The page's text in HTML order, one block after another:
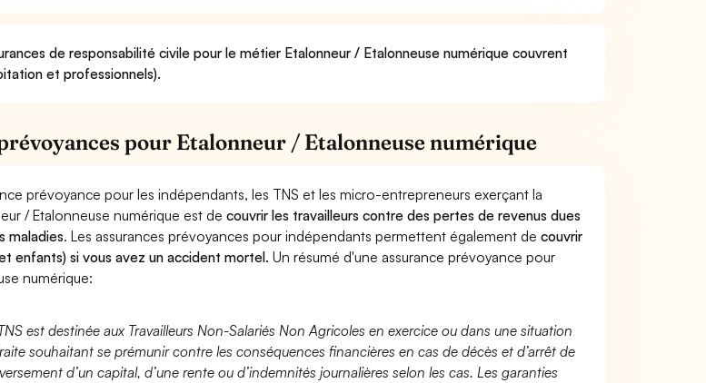
de responsabilité civile pour le métier Etalonneur / Etalonneuse numérique couvrent
et professionnels).
pour Etalonneur / Etalonneuse numérique
prévoyance pour les indépendants, les TNS et les micro-entrepreneurs exerçant la
/ Etalonneuse numérique est decouvrir les travailleurs contre des pertes de revenus dues
maladies. Les assurances prévoyances pour indépendants permettent également decouvrir
enfants) si vous avez un accident mortel. Un résumé d'une assurance prévoyance pour
numérique:
est destinée aux Travailleurs Non-Salariés Non Agricoles en exercice ou dans une situation
souhaitant se prémunir contre les conséquences financières en cas de décès et d’arrêt de
d’un capital, d’une rente ou d’indemnités journalières selon les cas. Les garanties